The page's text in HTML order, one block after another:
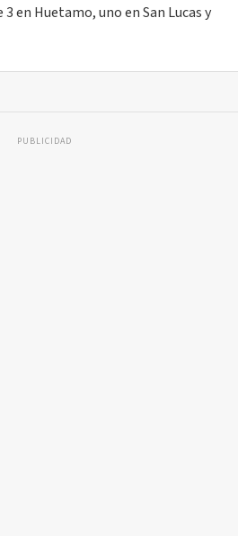
en Huetamo, uno en San Lucas y
PUBLICIDAD